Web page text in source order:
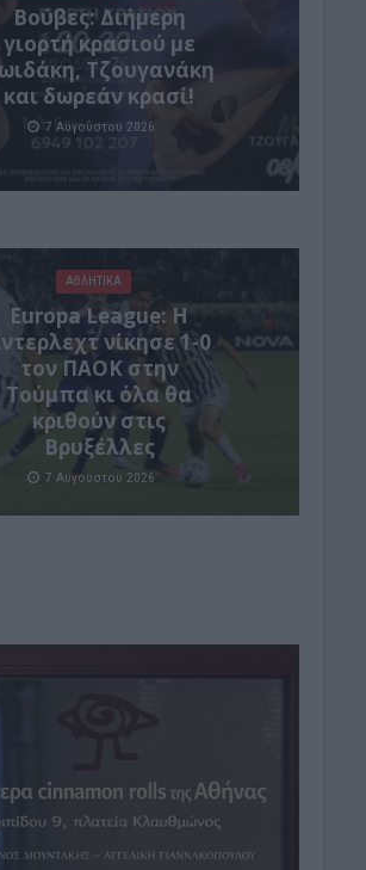
Βούβες: Διήμερη
γιορτή κρασιού με
Τζουγανάκη
και δωρεάν κρασί!
7 Αυγούστου 2026
ΑΘΛΗΤΙΚΑ
Europa League: Η
νίκησε 1-0
τον ΠΑΟΚ στην
Τούμπα κι όλα θα
κριθούν στις
Βρυξέλλες
7 Αυγούστου 2026